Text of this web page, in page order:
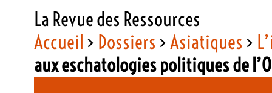
La Revue des Ressources
Accueil > Dossiers >Asiatiques >
aux eschatologies politiques de